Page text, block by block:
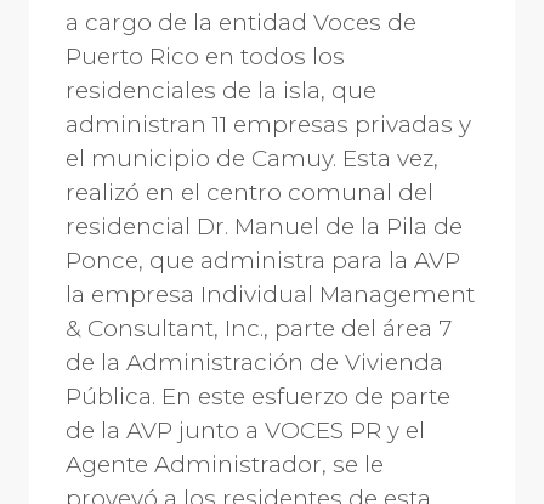
a cargo de la entidad Voces de
Puerto Rico en todos los
residenciales de la isla, que
administran 11 empresas privadas y
el municipio de Camuy. Esta vez,
realizó en el centro comunal del
residencial Dr. Manuel de la Pila de
Ponce, que administra para la AVP
la empresa Individual Management
& Consultant, Inc., parte del área 7
de la Administración de Vivienda
Pública. En este esfuerzo de parte
de la AVP junto a VOCES PR y el
Agente Administrador, se le
proveyó a los residentes de esta